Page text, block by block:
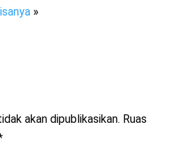
»
akan dipublikasikan. Ruas